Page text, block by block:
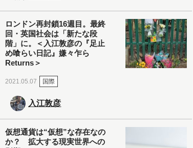
ロンドン再封鎖16週目。最終
回・英国社会は「新たな段
階」に。＜入江敦彦の『足止
め喰らい日記』嫌々乍ら
Returns＞
2021.05.07 国際
入江敦彦
仮想通貨は“仮想”な存在なの
か？ 拡大する現実世界への